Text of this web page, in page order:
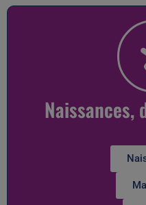
Naissances,